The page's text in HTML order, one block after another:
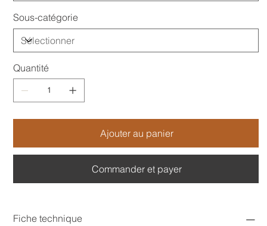
Sous-catégorie
Quantité
Ajouter au panier
Commander et payer
Fiche technique